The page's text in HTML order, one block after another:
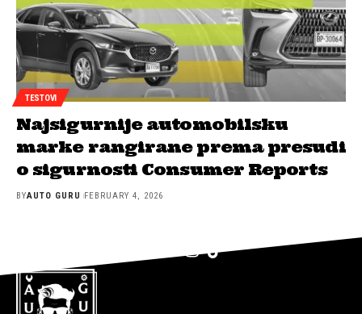
TESTOVI
Najsigurnije automobilsku
marke rangirane prema presudi
o sigurnosti Consumer Reports
BYAUTO GURU FEBRUARY 4, 2026